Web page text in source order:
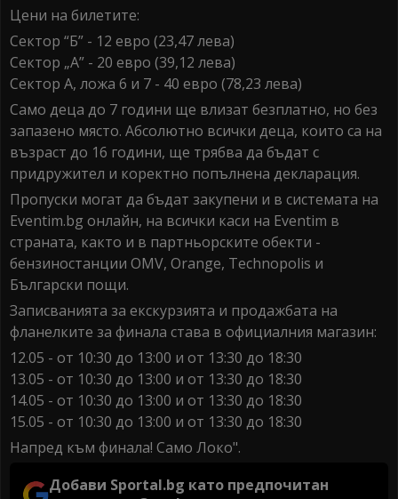
Цени на билетите:
Сектор “Б” - 12 евро (23,47 лева)
Сектор „А” - 20 евро (39,12 лева)
Сектор А, ложа 6 и 7 - 40 евро (78,23 лева)
Само деца до 7 години ще влизат безплатно, но без
запазено място. Абсолютно всички деца, които са на
възраст до 16 години, ще трябва да бъдат с
придружител и коректно попълнена декларация.
Пропуски могат да бъдат закупени и в системата на
Eventim.bg онлайн, на всички каси на Eventim в
страната, както и в партньорските обекти -
бензиностанции OMV, Orange, Technopolis и
Български пощи.
Записванията за екскурзията и продажбата на
фланелките за финала става в официалния магазин:
12.05 - от 10:30 до 13:00 и от 13:30 до 18:30
13.05 - от 10:30 до 13:00 и от 13:30 до 18:30
14.05 - от 10:30 до 13:00 и от 13:30 до 18:30
15.05 - от 10:30 до 13:00 и от 13:30 до 18:30
Напред към финала! Само Локо".
Добави Sportal.bg като предпочитан